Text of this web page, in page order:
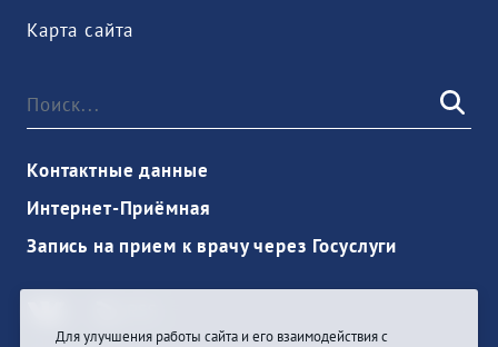
Карта сайта
Контактные данные
Интернет-Приёмная
Запись на прием к врачу через Госуслуги
Для улучшения работы сайта и его взаимодействия с